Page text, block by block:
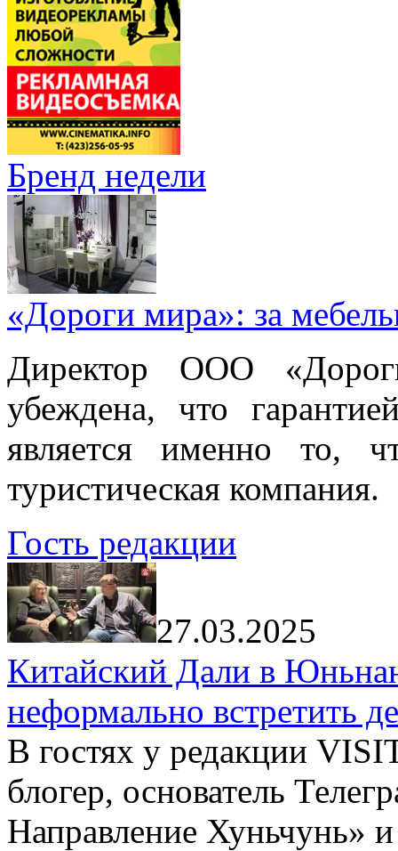
Бренд недели
«Дороги мира»: за
Директор ООО
убеждена, что
является именно то,
туристическая компания.
Гость редакции
27.03.2025
Китайский Дали в
неформально встретить
В гостях у редакции
блогер, основатель
Направление Хуньчунь»